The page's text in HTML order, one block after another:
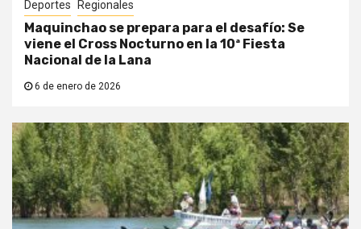
Deportes Regionales
Maquinchao se prepara para el desafío: Se
viene el Cross Nocturno en la 10ª Fiesta
Nacional de la Lana
6 de enero de 2026